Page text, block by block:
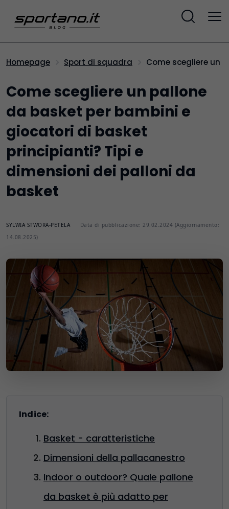
Homepage Sport di squadra Come scegliere
Come scegliere un pallone
da basket per bambini e
giocatori di basket
principianti? Tipi e
dimensioni dei palloni da
basket
SYLWIA STWORA-PETELA
Data di pubblicazione: 29.02.2024 (Aggiornamento:
14.08.2025)
Indice:
Basket - caratteristiche
Dimensioni della pallacanestro
Indoor o outdoor? Quale pallone
da basket è più adatto per